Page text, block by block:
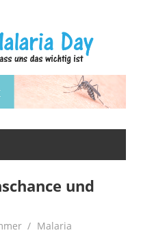
und
Malaria